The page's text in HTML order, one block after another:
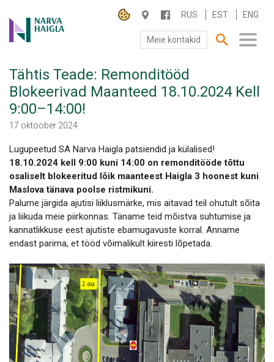
RUS EST ENG
Meie kontakid
SA NARVA HAIGLA
PATSIENDILE
Tähtis Teade: Remonditööd
Blokeerivad Maanteed 18.10.2024 Kell
9:00–14:00!
17 oktoober 2024
Lugupeetud SA Narva Haigla patsiendid ja külalised!
18.10.2024 kell 9:00 kuni 14:00 on remonditööde tõttu
osaliselt blokeeritud lõik maanteest Haigla 3 hoonest kuni
Maslova tänava poolse ristmikuni.
Palume järgida ajutisi liiklusmärke, mis aitavad teil ohutult sõita
ja liikuda meie piirkonnas. Täname teid mõistva suhtumise ja
kannatlikkuse eest ajutiste ebamugavuste korral. Anname
endast parima, et tööd võimalikult kiiresti lõpetada.